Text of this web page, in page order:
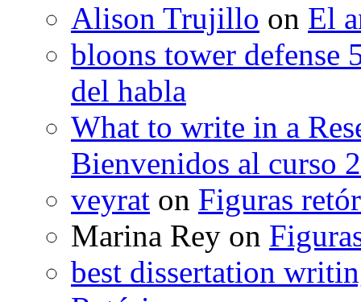
Alison Trujillo on El
bloons tower defense
del habla
What to write in a
Bienvenidos al curso
veyrat on Figuras
Marina Rey on
best dissertation